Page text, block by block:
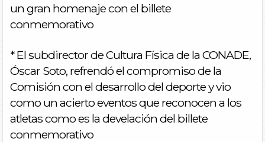
un gran homenaje con el billete
conmemorativo
* El subdirector de Cultura Física de la CONADE,
Óscar Soto, refrendó el compromiso de la
Comisión con el desarrollo del deporte y vio
como un acierto eventos que reconocen a los
atletas como es la develación del billete
conmemorativo